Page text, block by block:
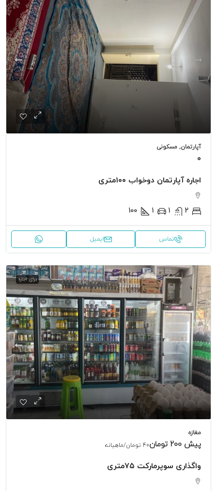
آپارتمان, مسکونی
0
اجاره آپارتمان دوخواب ۱۰۰متری
2
1
1
100
تماس ایمیل
برای اجاره
مغازه
پیش 200 تومان 40 تومان /ماهیانه
واگذاری سوپرمارکت ۷۵متری